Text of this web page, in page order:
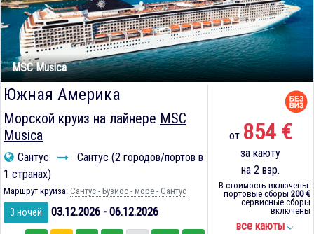
MSC Musica
Южная Америка
Морской круиз на лайнере MSC
Musica
Сантус
Сантус (2 городов/портов в
1 странах)
Маршрут круиза: Сантус - Бузиос - море - Сантус
3 ночей 03.12.2026 - 06.12.2026
от 854 €
за каюту
на 2 взр.
В стоимость включены:
портовые сборы 200 €
сервисные сборы
включены
все каюты